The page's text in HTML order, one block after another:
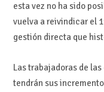
esta vez no ha sido
vuelva a reivindicar el
gestión directa que
Las trabajadoras de
tendrán sus